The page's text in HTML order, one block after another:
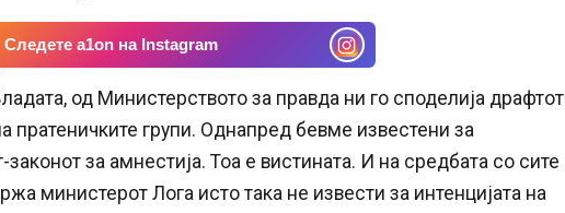
Следете a1on на Instagram
од Министерството за правда ни го споделија драфтот
пратеничките групи. Однапред бевме известени за
за амнестија. Тоа е вистината. И на средбата со сите
министерот Лога исто така не извести за интенцијата на